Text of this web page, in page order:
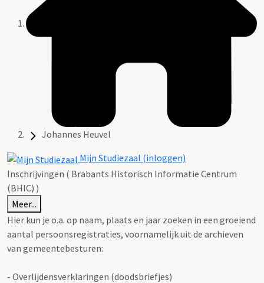
Johannes Heuvel
Mijn Studiezaal (inloggen)
Inschrijvingen ( Brabants Historisch Informatie Centrum
(BHIC) )
Meer...
Hier kun je o.a. op naam, plaats en jaar zoeken in een groeiend
aantal persoonsregistraties, voornamelijk uit de archieven
van gemeentebesturen:
- Overlijdensverklaringen (doodsbriefjes)